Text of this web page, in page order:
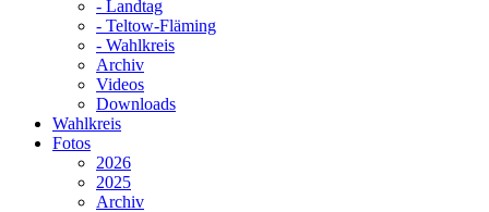
- Landtag
- Teltow-Fläming
- Wahlkreis
Archiv
Videos
Downloads
Wahlkreis
Fotos
2026
2025
Archiv